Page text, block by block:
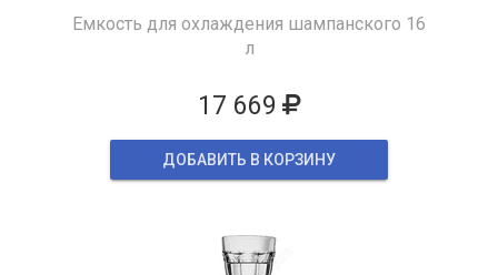
Емкость для охлаждения шампанского 16
л
17 669
ДОБАВИТЬ В КОРЗИНУ